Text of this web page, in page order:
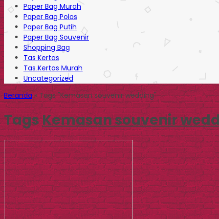
Paper Bag Murah
Paper Bag Polos
Paper Bag Putih
Paper Bag Souvenir
Shopping Bag
Tas Kertas
Tas Kertas Murah
Uncategorized
Beranda»Tags "Kemasan souvenir wedding"
TagsKemasan souvenir